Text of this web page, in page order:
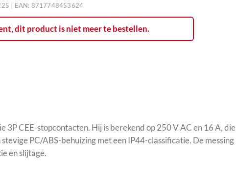
EAN: 8717748453624
dit product is niet meer te bestellen.
CEE-stopcontacten. Hij is berekend op 250 V AC en 16 A, die
PC/ABS-behuizing met een IP44-classificatie. De messing
en slijtage.